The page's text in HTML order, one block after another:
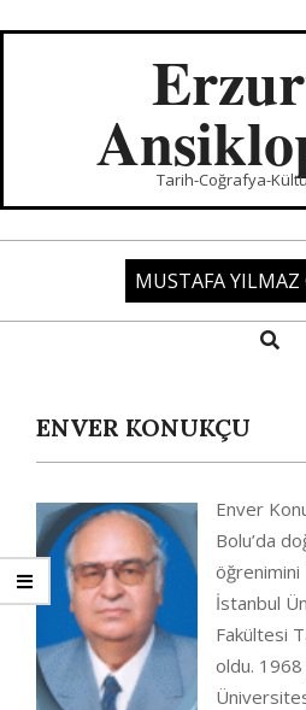
Tarih-Coğrafya-
MUSTAFA YILMAZ
Search
ENVER KONUKÇU
Enver
Bolu’da
öğrenimini
İstanbul
Fakültesi
oldu. 1968